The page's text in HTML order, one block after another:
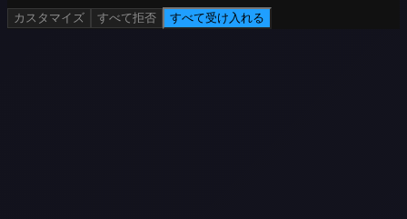
カスタマイズ すべて拒否 すべて受け入れる